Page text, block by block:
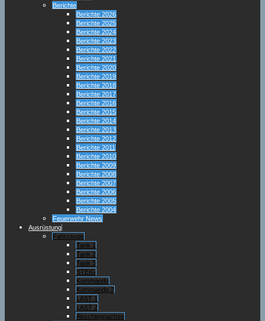
Berichte
Berichte 2026
Berichte 2025
Berichte 2024
Berichte 2023
Berichte 2022
Berichte 2021
Berichte 2020
Berichte 2019
Berichte 2018
Berichte 2017
Berichte 2016
Berichte 2015
Berichte 2014
Berichte 2013
Berichte 2012
Berichte 2011
Berichte 2010
Berichte 2009
Berichte 2008
Berichte 2007
Berichte 2006
Berichte 2005
Berichte 2004
Feuerwehr News
Ausrüstung
Fahrzeuge
Tank 1
Tank 2
Tank 3
STEIG
Kommando
Kommando 2
LAST 1
LAST 2
Abschleppachse